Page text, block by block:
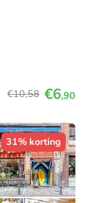
€10,58 €6,90
31% korting